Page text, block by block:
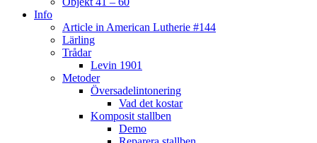
Info
Article in American Lutherie #144
Lärling
Trådar
Levin 1901
Metoder
Översadelintonering
Vad det kostar
Komposit stallben
Demo